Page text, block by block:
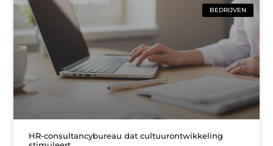
BEDRIJVEN
HR-consultancybureau dat cultuurontwikkeling